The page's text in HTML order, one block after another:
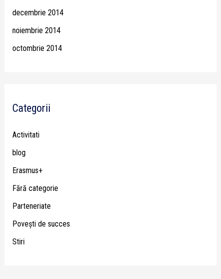
decembrie 2014
noiembrie 2014
octombrie 2014
Categorii
Activitati
blog
Erasmus+
Fără categorie
Parteneriate
Poveşti de succes
Stiri